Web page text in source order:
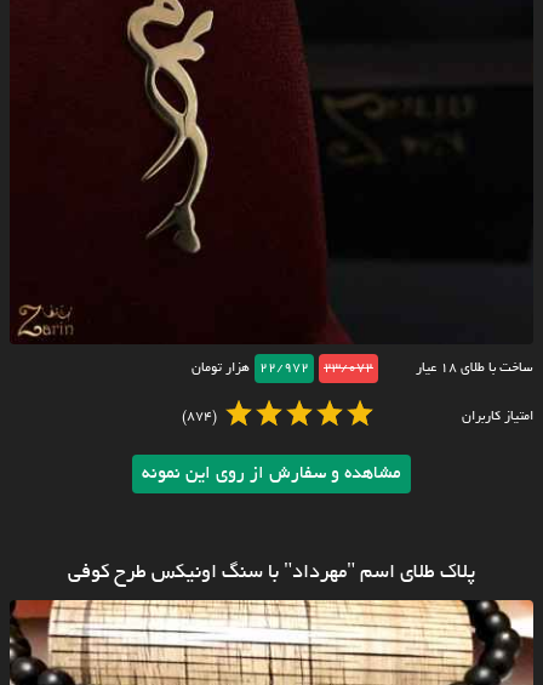
ساخت با طلای ۱۸ عیار 23/072
22/972 هزار تومان
امتیاز کاربران (874)
مشاهده و سفارش از روی این نمونه
پلاک طلای اسم "مهرداد" با سنگ اونیکس طرح کوفی